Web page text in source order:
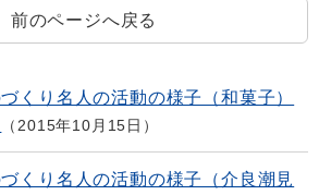
前のページへ戻る
くり名人の活動の様子（和菓子）
2015年10月15日
くり名人の活動の様子（介良潮見